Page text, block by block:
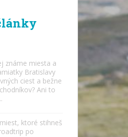
známe miesta a
Bratislavy
ciest a bežne
Ani to
ktoré stihneš
po